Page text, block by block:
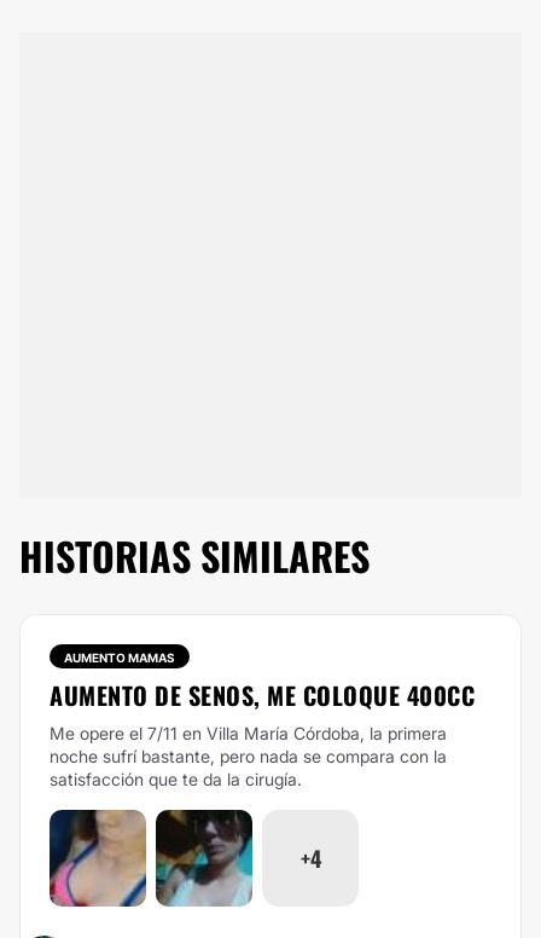
HISTORIAS SIMILARES
AUMENTO MAMAS
AUMENTO DE SENOS, ME COLOQUE 400CC
Me opere el 7/11 en Villa María Córdoba, la primera
noche sufrí bastante, pero nada se compara con la
satisfacción que te da la cirugía.
+4